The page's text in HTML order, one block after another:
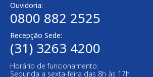
Ouvidoria:
0800 882 2525
Recepção Sede:
(31) 3263 4200
Horário de funcionamento:
Segunda a sexta-feira das 8h às 17h